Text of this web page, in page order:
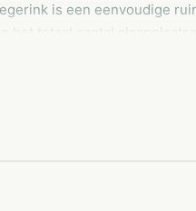
is een eenvoudige
het totaal aantal
spel verder is er in de op